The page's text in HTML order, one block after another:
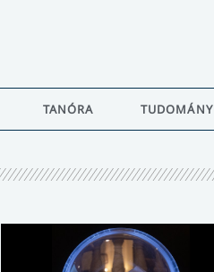
TANÓRA TUDOMÁNY